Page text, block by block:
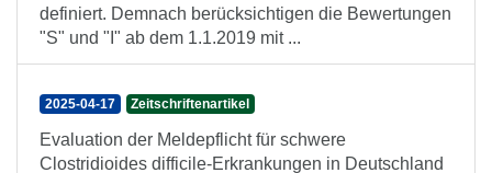
definiert. Demnach berücksichtigen die Bewertungen
"S" und "I" ab dem 1.1.2019 mit ...
2025-04-17 Zeitschriftenartikel
Evaluation der Meldepflicht für schwere
Clostridioides difficile-Erkrankungen in Deutschland